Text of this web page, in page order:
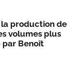
la production de
volumes plus
par Benoît